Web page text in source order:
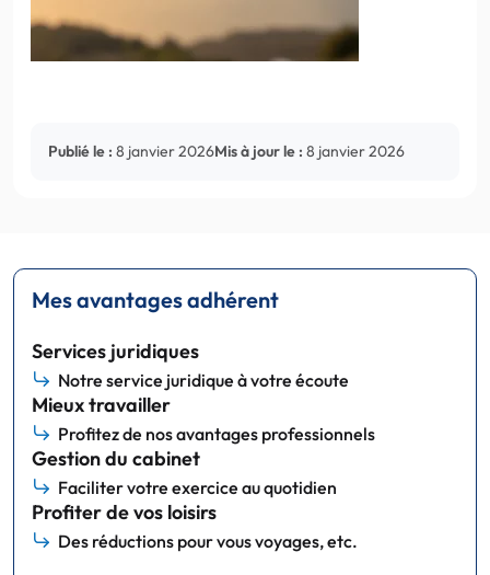
Publié le : 8 janvier 2026Mis à jour le : 8 janvier 2026
Mes avantages adhérent
Services juridiques
Notre service juridique à votre écoute
Mieux travailler
Profitez de nos avantages professionnels
Gestion du cabinet
Faciliter votre exercice au quotidien
Profiter de vos loisirs
Des réductions pour vous voyages, etc.